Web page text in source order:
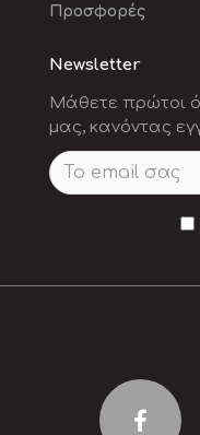
Προσφορές
Newsletter
Μάθετε πρώτοι
μας, κανόντας